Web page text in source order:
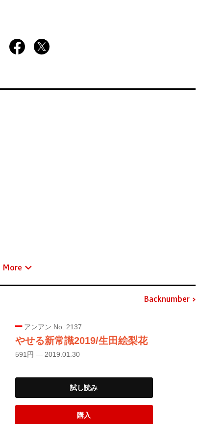
More
Backnumber
アンアン No. 2137
やせる新常識2019/生田絵梨花
591円 — 2019.01.30
試し読み
購入